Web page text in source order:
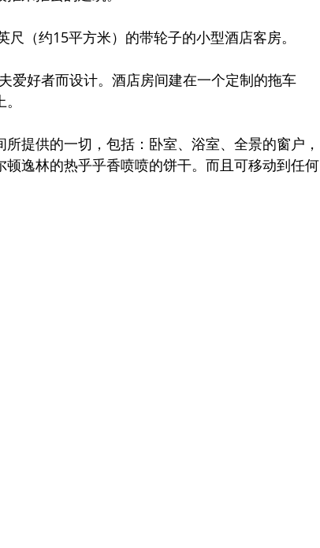
（约15平方米）的带轮子的小型酒店客房。
爱好者而设计。酒店房间建在一个定制的拖车
提供的一切，包括：卧室、浴室、全景的窗户，
逸林的热乎乎香喷喷的饼干。而且可移动到任何